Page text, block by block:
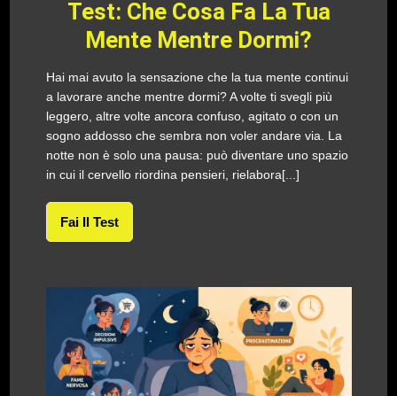
Test: Che Cosa Fa La Tua
Mente Mentre Dormi?
Hai mai avuto la sensazione che la tua mente continui
a lavorare anche mentre dormi? A volte ti svegli più
leggero, altre volte ancora confuso, agitato o con un
sogno addosso che sembra non voler andare via. La
notte non è solo una pausa: può diventare uno spazio
in cui il cervello riordina pensieri, rielabora[...]
Fai Il Test